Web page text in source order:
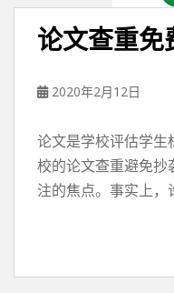
论文查重
2020年2月12日
论文是学校评估学生
校的论文查重避免抄
注的焦点。事实上